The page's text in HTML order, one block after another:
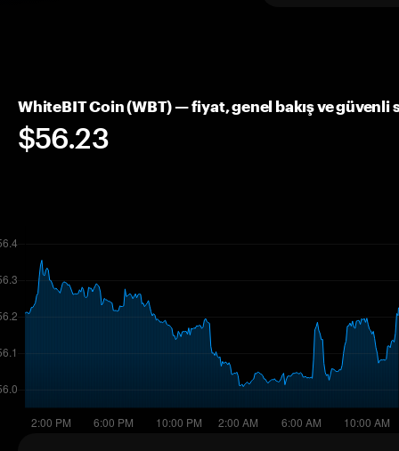
WhiteBIT Coin (WBT) — fiyat, genel bakış ve güvenli
$56.23